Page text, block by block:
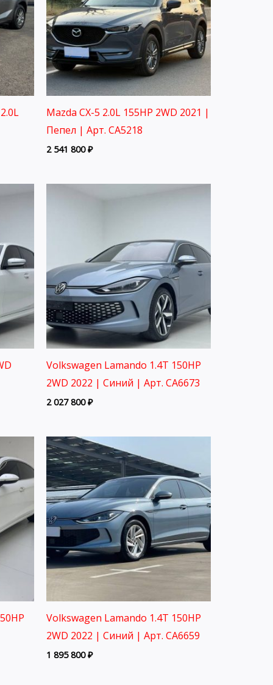
Mazda CX-5 2.0L 155HP 2WD 2021 |
Пепел | Арт. CA5218
2 541 800₽
Volkswagen Lamando 1.4T 150HP
2WD 2022 | Синий | Арт. CA6673
2 027 800₽
Volkswagen Lamando 1.4T 150HP
2WD 2022 | Синий | Арт. CA6659
1 895 800₽